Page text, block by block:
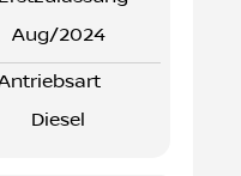
Aug/2024
Antriebsart
Diesel